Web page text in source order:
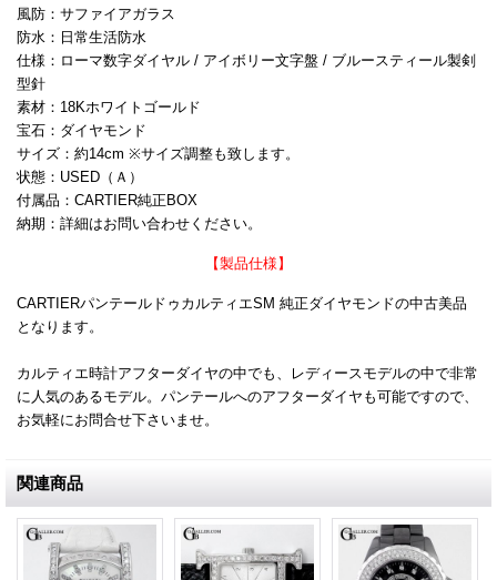
風防：サファイアガラス
防水：日常生活防水
仕様：ローマ数字ダイヤル / アイボリー文字盤 / ブルースティール製剣
型針
素材：18Kホワイトゴールド
宝石：ダイヤモンド
サイズ：約14cm ※サイズ調整も致します。
状態：USED（Ａ）
付属品：CARTIER純正BOX
納期：詳細はお問い合わせください。
【製品仕様】
CARTIERパンテールドゥカルティエSM 純正ダイヤモンドの中古美品
となります。
カルティエ時計アフターダイヤの中でも、レディースモデルの中で非常
に人気のあるモデル。パンテールへのアフターダイヤも可能ですので、
お気軽にお問合せ下さいませ。
関連商品